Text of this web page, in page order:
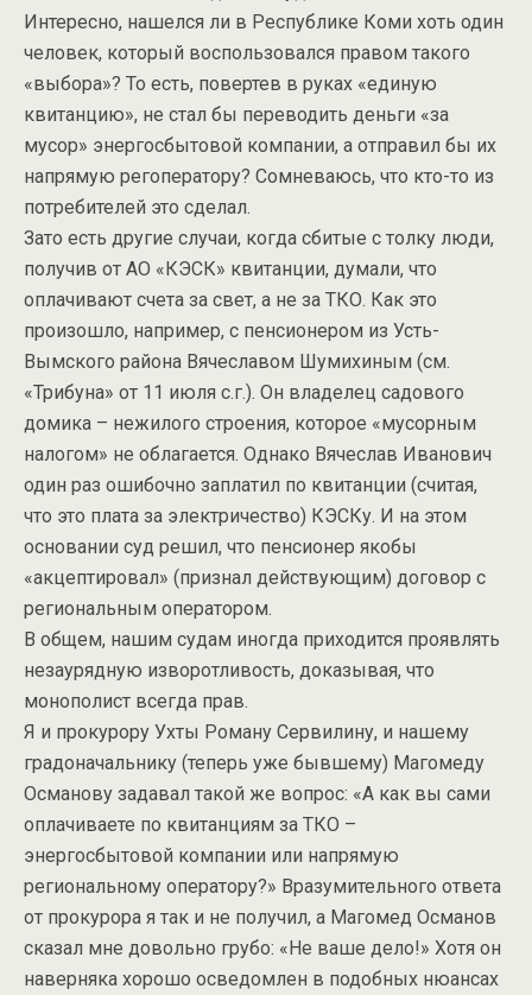
Интересно, нашелся ли в Республике Коми хоть один
человек, который воспользовался правом такого
«выбора»? То есть, повертев в руках «единую
квитанцию», не стал бы переводить деньги «за
мусор» энергосбытовой компании, а отправил бы их
напрямую регоператору? Сомневаюсь, что кто-то из
потребителей это сделал.
Зато есть другие случаи, когда сбитые с толку люди,
получив от АО «КЭСК» квитанции, думали, что
оплачивают счета за свет, а не за ТКО. Как это
произошло, например, с пенсионером из Усть-
Вымского района Вячеславом Шумихиным (см.
«Трибуна» от 11 июля с.г.). Он владелец садового
домика – нежилого строения, которое «мусорным
налогом» не облагается. Однако Вячеслав Иванович
один раз ошибочно заплатил по квитанции (считая,
что это плата за электричество) КЭСКу. И на этом
основании суд решил, что пенсионер якобы
«акцептировал» (признал действующим) договор с
региональным оператором.
В общем, нашим судам иногда приходится проявлять
незаурядную изворотливость, доказывая, что
монополист всегда прав.
Я и прокурору Ухты Роману Сервилину, и нашему
градоначальнику (теперь уже бывшему) Магомеду
Османову задавал такой же вопрос: «А как вы сами
оплачиваете по квитанциям за ТКО –
энергосбытовой компании или напрямую
региональному оператору?» Вразумительного ответа
от прокурора я так и не получил, а Магомед Османов
сказал мне довольно грубо: «Не ваше дело!» Хотя он
наверняка хорошо осведомлен в подобных нюансах